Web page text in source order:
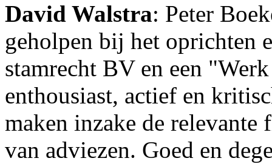
David Walstra: Peter
geholpen bij het oprichten
stamrecht BV en een
enthousiast, actief en
maken inzake de relevante
van adviezen. Goed en